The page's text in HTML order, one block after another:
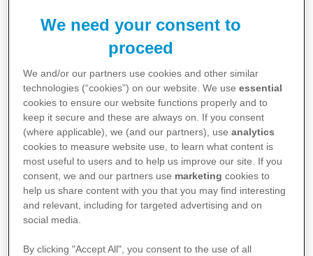
Realta Danışmanlık tarafından bu yıl 15’incisi
düzenlenen ‘Türkiye’nin En Gözde Şirketleri’
araştırması sonuçlandı. Türkiye genelinden 62
bin 541'i üniversite öğrencisi ve 28 bin 623'ü
genç profesyonel olmak üzere toplam 91 bin
164 kişinin dahil olduğu araştırmada
katılımcılar, kendilerine yöneltilen sorularla en
çok çalışılmak istenen şirketleri ve sebeplerini
belirledi.
We need your consent to
proceed
We and/or our partners use cookies and other similar
technologies (“cookies”) on our website. We useessential
cookies to ensure our website functions properly and to
keep it secure and these are always on. If you consent
(where applicable), we (and our partners), useanalytics
cookies to measure website use, to learn what content is
most useful to users and to help us improve our site. If you
consent, we and our partners use marketing cookies to
help us share content with you that you may find interesting
and relevant, including for targeted advertising and on
social media.
By clicking "Accept All", you consent to the use of all